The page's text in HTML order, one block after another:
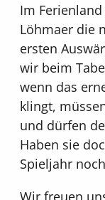
Im
Löhmaer die
ersten
wir beim
wenn das
klingt,
und dürfen
Haben sie
Spieljahr
Wir freuen